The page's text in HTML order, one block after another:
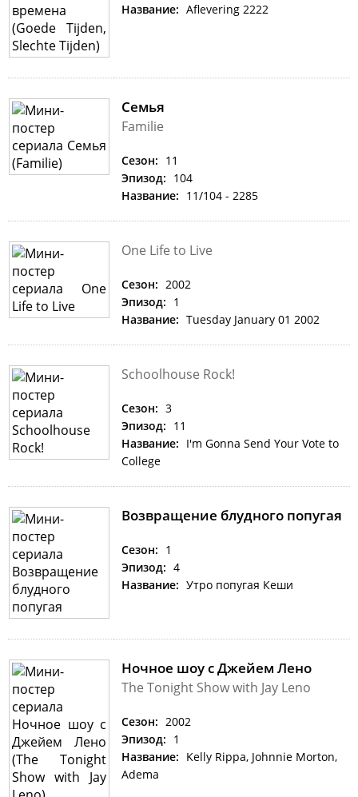
Название: Aflevering 2222
Семья
Familie
Сезон: 11
Эпизод: 104
Название: 11/104 - 2285
One Life to Live
Сезон: 2002
Эпизод: 1
Название: Tuesday January 01 2002
Schoolhouse Rock!
Сезон: 3
Эпизод: 11
Название: I'm Gonna Send Your Vote to
College
Возвращение блудного попугая
Сезон: 1
Эпизод: 4
Название: Утро попугая Кеши
Ночное шоу с Джейем Лено
The Tonight Show with Jay Leno
Сезон: 2002
Эпизод: 1
Название: Kelly Rippa, Johnnie Morton,
Adema